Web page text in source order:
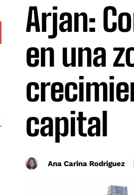
Arjan:
en una
capital
Ana Carina Rodriguez